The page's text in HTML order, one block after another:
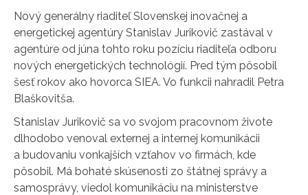
Nový generálny riaditeľ Slovenskej inovačnej a
energetickej agentúry Stanislav Jurikovič zastával v
agentúre od júna tohto roku pozíciu riaditeľa odboru
nových energetických technológií. Pred tým pôsobil
šesť rokov ako hovorca SIEA. Vo funkcii nahradil Petra
Blaškovitša.
Stanislav Jurikovič sa vo svojom pracovnom živote
dlhodobo venoval externej a internej komunikácii
a budovaniu vonkajších vzťahov vo firmách, kde
pôsobil. Má bohaté skúsenosti zo štátnej správy a
samosprávy, viedol komunikáciu na ministerstve